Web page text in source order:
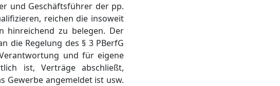
und Geschäftsführer der pp.
reichen die insoweit
hinreichend zu belegen. Der
die Regelung des § 3 PBerfG
und für eigene
ist, Verträge abschließt,
Gewerbe angemeldet ist usw.